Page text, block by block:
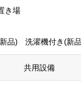
き場
新品) 洗濯機付き(新
共用設備